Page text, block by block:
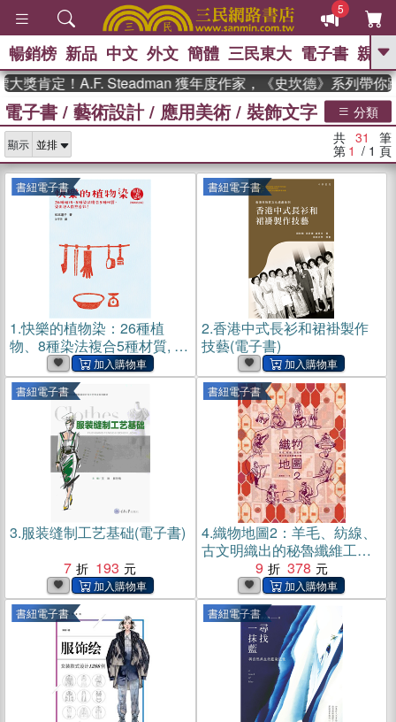
5
GO
熱搜： 東野圭吾 、 高希均教授回憶錄
、 The Odyssey 、 父親節 、 如果歷
國際布克
獎 臺灣漫遊錄 、 方念華 、 台灣的李
登輝時代 、 數學女孩：黎曼猜想
偉大的迷走神經
暢銷榜 新品 中文 外文 簡體 三民東大 電子書 親子
定！A.F. Steadman 獲年度作家，《史坎德》系列帶你踏上
電子書 / 藝術設計/ 應用美術/ 裝飾文字 分類
顯示 共 31 筆
第 1 / 1 頁
書紐電子書
1.快樂的植物染：26種植
物、8種染法複合5種材質, 染
出迷人自然色彩！(電子書)
書紐電子書
2.香港中式長衫和裙褂製作
技藝(電子書)
書紐電子書
3.服装缝制工艺基础(電子書)
7
193
書紐電子書
4.織物地圖2：羊毛、紡線、
古文明織出的秘魯纖維工藝
9 378
書紐電子書 書紐電子書